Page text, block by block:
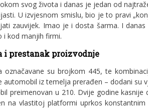
svog života i danas je jedan od
U izvjesnom smislu, bio je to pravi
zauvijek. Imao je i dosta šarma. I
i kod manjih firmi.
i prestanak proizvodnje
označavane su brojkom 445, te
automobil iz temelja prerađen – dodani
preimenovan u 210. Dvije godine
na vlastitoj platformi uprkos